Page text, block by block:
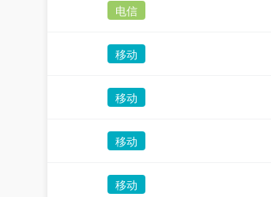
电信
移动
移动
移动
移动